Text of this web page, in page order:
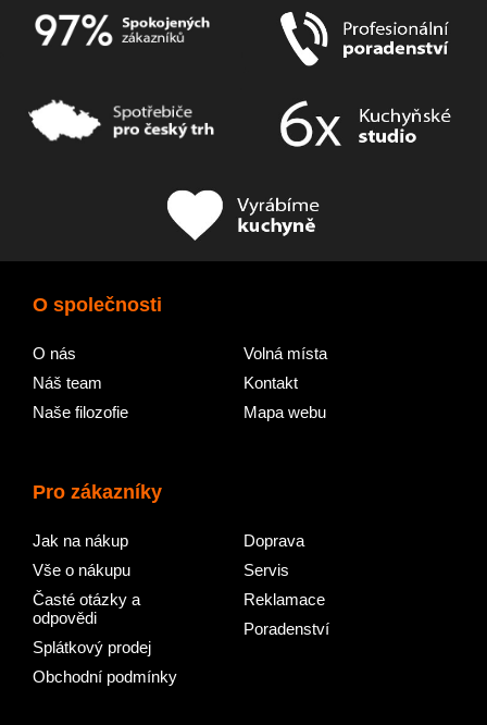
O společnosti
O nás
Náš team
Naše filozofie
Volná místa
Kontakt
Mapa webu
Pro zákazníky
Jak na nákup
Vše o nákupu
Časté otázky a
odpovědi
Splátkový prodej
Obchodní podmínky
Doprava
Servis
Reklamace
Poradenství